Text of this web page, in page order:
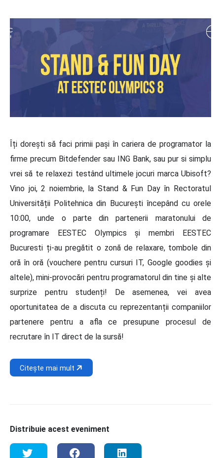
Îți dorești să faci primii pași în cariera de programator la
firme precum Bitdefender sau ING Bank, sau pur si simplu
vrei să te relaxezi testând ultimele jocuri marca Ubisoft?
Vino joi, 2 noiembrie, la Stand & Fun Day în Rectoratul
Universității Politehnica din București începând cu orele
10:00, unde o parte din partenerii maratonului de
programare EESTEC Olympics și membri EESTEC
Bucuresti ți-au pregătit o zonă de relaxare, tombole din
oră în oră (vouchere pentru cursuri IT, Google goodies și
altele), mini-provocări pentru programatorul din tine și alte
surprize pentru studenți! De asemenea, vei avea
oportunitatea de a discuta cu reprezentanții companiilor
partenere pentru a afla ce presupune procesul de
recrutare în IT direct de la sursă!
Citește mai mult
Distribuie acest eveniment